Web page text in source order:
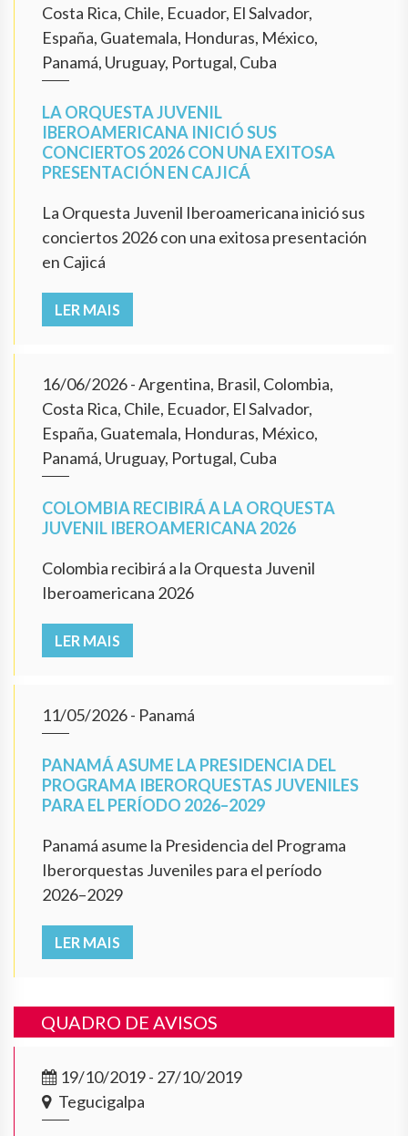
Costa Rica, Chile, Ecuador, El Salvador,
España, Guatemala, Honduras, México,
Panamá, Uruguay, Portugal, Cuba
LA ORQUESTA JUVENIL
IBEROAMERICANA INICIÓ SUS
CONCIERTOS 2026 CON UNA EXITOSA
PRESENTACIÓN EN CAJICÁ
La Orquesta Juvenil Iberoamericana inició sus
conciertos 2026 con una exitosa presentación
en Cajicá
LER MAIS
16/06/2026- Argentina, Brasil, Colombia,
Costa Rica, Chile, Ecuador, El Salvador,
España, Guatemala, Honduras, México,
Panamá, Uruguay, Portugal, Cuba
COLOMBIA RECIBIRÁ A LA ORQUESTA
JUVENIL IBEROAMERICANA 2026
Colombia recibirá a la Orquesta Juvenil
Iberoamericana 2026
LER MAIS
11/05/2026- Panamá
PANAMÁ ASUME LA PRESIDENCIA DEL
PROGRAMA IBERORQUESTAS JUVENILES
PARA EL PERÍODO 2026–2029
Panamá asume la Presidencia del Programa
Iberorquestas Juveniles para el período
2026–2029
LER MAIS
QUADRO DE AVISOS
19/10/2019 - 27/10/2019
Tegucigalpa